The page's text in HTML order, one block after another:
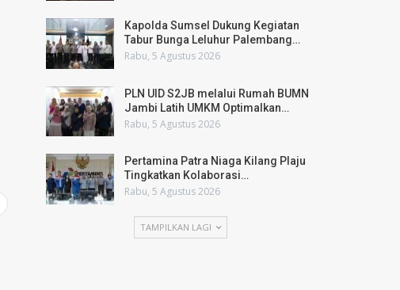
Kapolda Sumsel Dukung Kegiatan
Tabur Bunga Leluhur Palembang…
Rabu, 5 Agustus 2026
PLN UID S2JB melalui Rumah BUMN
Jambi Latih UMKM Optimalkan…
Rabu, 5 Agustus 2026
Pertamina Patra Niaga Kilang Plaju
Tingkatkan Kolaborasi…
Rabu, 5 Agustus 2026
TAMPILKAN LAGI